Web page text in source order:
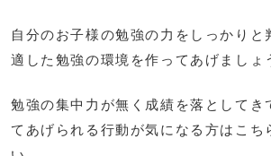
自分のお子様の勉強の力をしっかりと
適した勉強の環境を作ってあげましょ
勉強の集中力が無く成績を落としてき
てあげられる行動が気になる方はこち